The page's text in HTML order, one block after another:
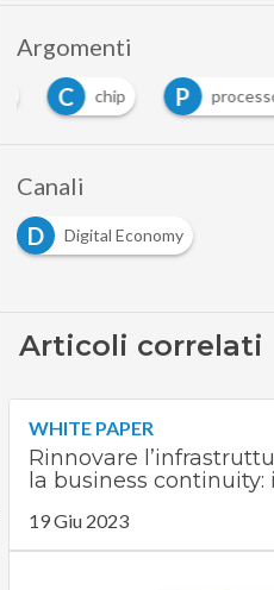
Argomenti
C chip P
Canali
D
Digital Economy
Articoli correlati
WHITE PAPER
Rinnovare
la business continuity:
19 Giu 2023